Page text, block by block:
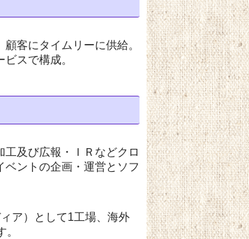
客にタイムリーに供給。
スで構成。
及び広報・ＩＲなどクロ
ントの企画・運営とソフ
ア）として1工場、海外